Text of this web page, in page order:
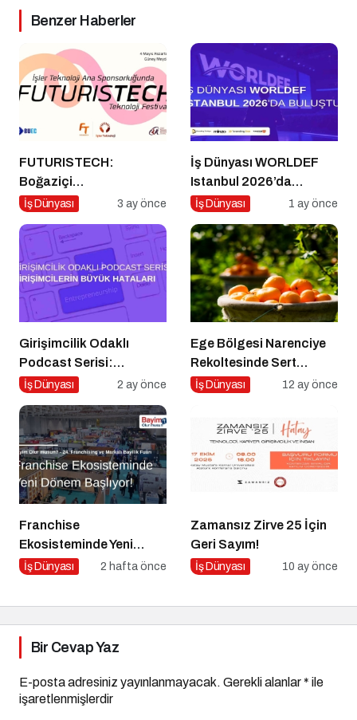
Benzer Haberler
FUTURISTECH:
Boğaziçi
Üniversitesi’nde
Eğlencenin Buluştuğu
Büyük Festival!
İş Dünyası 3 ay önce
İş Dünyası WORLDEF
Istanbul 2026’da
Buluştu
İş Dünyası 1 ay önce
Girişimcilik Odaklı
Podcast Serisi:
Girişimcilerin Büyük
İş Dünyası 2 ay önce
Ege Bölgesi Narenciye
Rekoltesinde Sert
Düşüş: Üretim Yüzde 34
İş Dünyası 12 ay önce
Franchise
Ekosisteminde Yeni
Dönem Başlıyor: Bayim
İş Dünyası 2 hafta önce
Zamansız Zirve 25 İçin
Geri Sayım!
İş Dünyası 10 ay önce
Bir Cevap Yaz
E-posta adresiniz yayınlanmayacak. Gerekli alanlar* ile
işaretlenmişlerdir